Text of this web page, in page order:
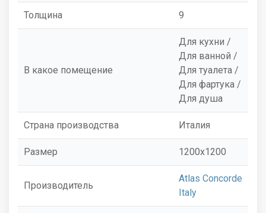
Толщина 9
В какое помещение
Для кухни /
Для ванной /
Для туалета /
Для фартука /
Для душа
Страна производства Италия
Размер 1200x1200
Производитель
Atlas Concorde
Italy